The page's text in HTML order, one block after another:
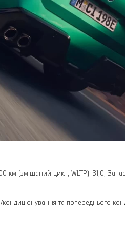
км (змішаний цикл, WLTP): 31,0;
та попереднього